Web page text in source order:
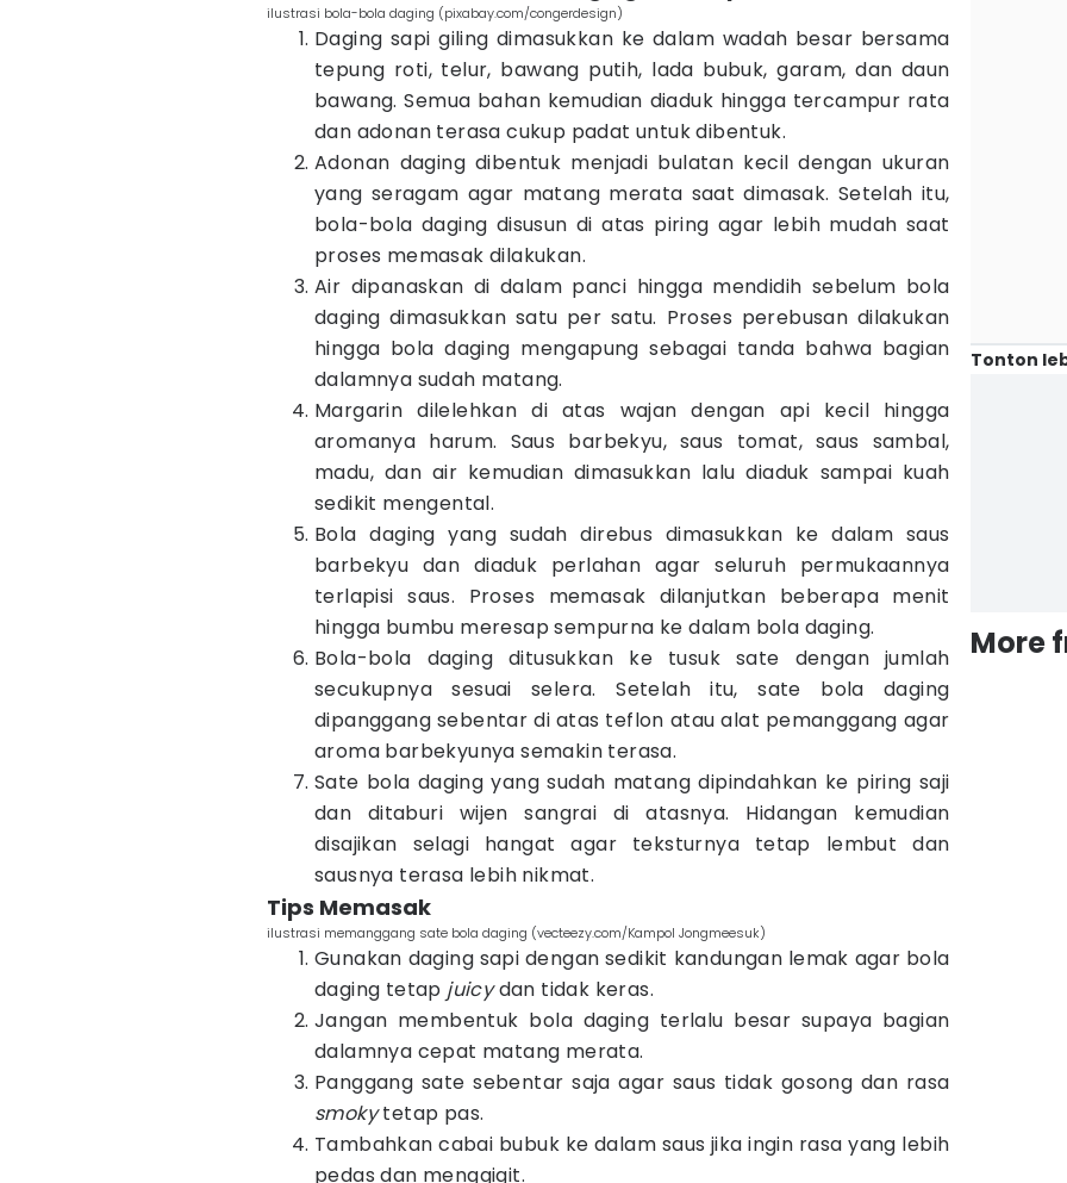
ilustrasi bola-bola daging (pixabay.com/congerdesign)
Daging sapi giling dimasukkan ke dalam wadah besar bersama
tepung roti, telur, bawang putih, lada bubuk, garam, dan daun
bawang. Semua bahan kemudian diaduk hingga tercampur rata
dan adonan terasa cukup padat untuk dibentuk.
Adonan daging dibentuk menjadi bulatan kecil dengan ukuran
yang seragam agar matang merata saat dimasak. Setelah itu,
bola-bola daging disusun di atas piring agar lebih mudah saat
proses memasak dilakukan.
Air dipanaskan di dalam panci hingga mendidih sebelum bola
daging dimasukkan satu per satu. Proses perebusan dilakukan
hingga bola daging mengapung sebagai tanda bahwa bagian
dalamnya sudah matang.
Margarin dilelehkan di atas wajan dengan api kecil hingga
aromanya harum. Saus barbekyu, saus tomat, saus sambal,
madu, dan air kemudian dimasukkan lalu diaduk sampai kuah
sedikit mengental.
Bola daging yang sudah direbus dimasukkan ke dalam saus
barbekyu dan diaduk perlahan agar seluruh permukaannya
terlapisi saus. Proses memasak dilanjutkan beberapa menit
hingga bumbu meresap sempurna ke dalam bola daging.
Bola-bola daging ditusukkan ke tusuk sate dengan jumlah
secukupnya sesuai selera. Setelah itu, sate bola daging
dipanggang sebentar di atas teflon atau alat pemanggang agar
aroma barbekyunya semakin terasa.
Sate bola daging yang sudah matang dipindahkan ke piring saji
dan ditaburi wijen sangrai di atasnya. Hidangan kemudian
disajikan selagi hangat agar teksturnya tetap lembut dan
sausnya terasa lebih nikmat.
Tips Memasak
ilustrasi memanggang sate bola daging (vecteezy.com/Kampol Jongmeesuk)
Gunakan daging sapi dengan sedikit kandungan lemak agar bola
daging tetap juicydan tidak keras.
Jangan membentuk bola daging terlalu besar supaya bagian
dalamnya cepat matang merata.
Panggang sate sebentar saja agar saus tidak gosong dan rasa
smokytetap pas.
Tambahkan cabai bubuk ke dalam saus jika ingin rasa yang lebih
pedas dan menggigit.
Tonton
More